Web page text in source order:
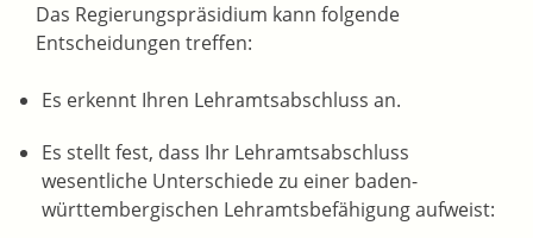
Das Regierungspräsidium kann folgende
Entscheidungen treffen:
Es erkennt Ihren Lehramtsabschluss an.
Es stellt fest, dass Ihr Lehramtsabschluss
wesentliche Unterschiede zu einer baden-
württembergischen Lehramtsbefähigung aufweist: